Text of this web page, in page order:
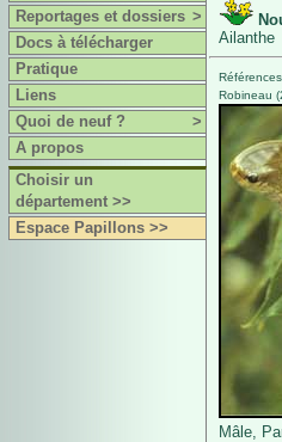
Reportages et dossiers >
Docs à télécharger
Pratique
Liens
Quoi de neuf ?
>
A propos
Choisir un
département >>
Espace Papillons >>
Ailanthe
Robineau
Mâle,